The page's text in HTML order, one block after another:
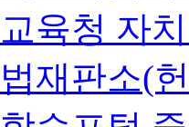
교육청 자
법재판소(